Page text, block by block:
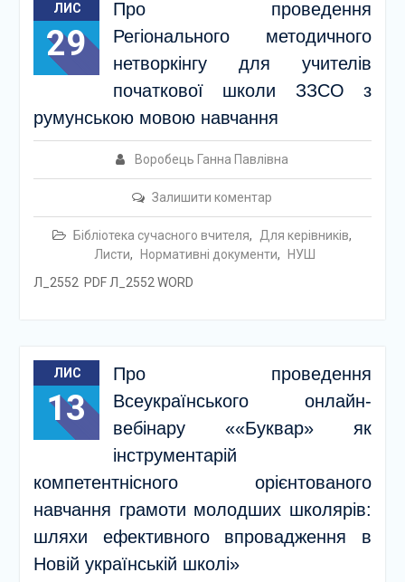
ЛИС
29
Про проведення
Регіонального методичного
нетворкінгу для учителів
початкової школи ЗЗСО з
румунською мовою навчання
Воробець Ганна Павлівна
Залишити коментар
Бібліотека сучасного вчителя, Для керівників,
Листи, Нормативні документи,
НУШ
Л_2552 PDF Л_2552 WORD
ЛИС
13
Про проведення
Всеукраїнського онлайн-
вебінару ««Буквар» як
інструментарій
компетентнісного орієнтованого
навчання грамоти молодших школярів:
шляхи ефективного впровадження в
Новій українській школі»